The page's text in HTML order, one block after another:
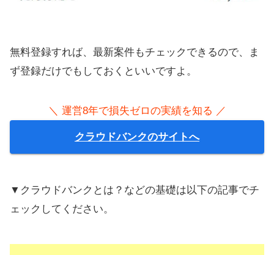
無料登録すれば、最新案件もチェックできるので、ま
ず登録だけでもしておくといいですよ。
＼ 運営8年で損失ゼロの実績を知る ／
クラウドバンクのサイトへ
▼クラウドバンクとは？などの基礎は以下の記事でチ
ェックしてください。